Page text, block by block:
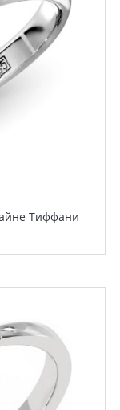
Тиффани